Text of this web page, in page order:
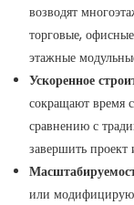
возводят
торговые,
этажные
Ускоренное
сокращают время
сравнению с
завершить
или